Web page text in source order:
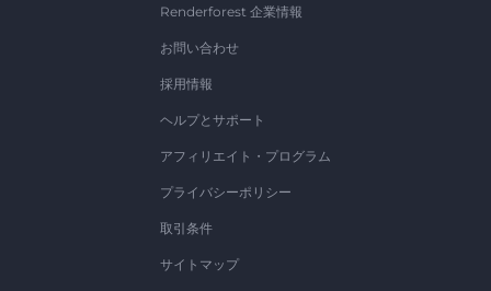
Renderforest 企業情報
お問い合わせ
採用情報
ヘルプとサポート
アフィリエイト・プログラム
プライバシーポリシー
取引条件
サイトマップ